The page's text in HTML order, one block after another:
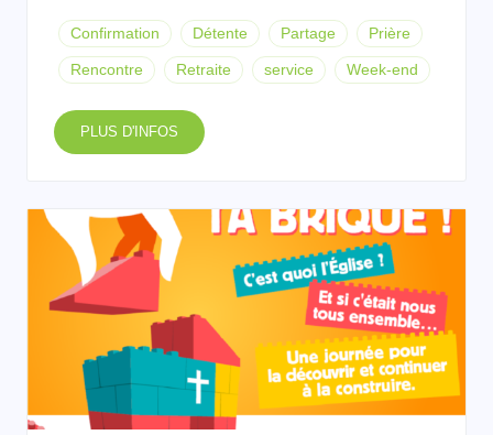
Confirmation Détente Partage Prière
Rencontre Retraite service Week-end
PLUS D'INFOS